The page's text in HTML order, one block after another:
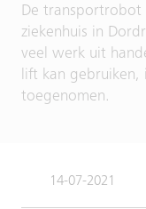
De transportrobot
ziekenhuis in
veel werk uit
lift kan gebruiken,
toegenomen.
14-07-2021